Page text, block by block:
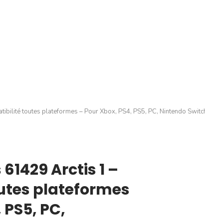
toutes plateformes – Pour Xbox, PS4, PS5, PC, Nintendo
Arctis 1 –
plateformes
PC,